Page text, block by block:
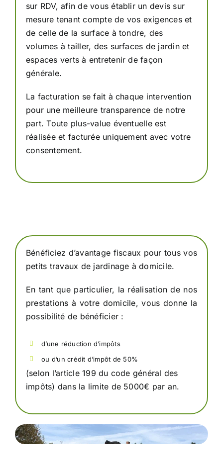
sur RDV, afin de vous établir un devis sur
mesure tenant compte de vos exigences et
de celle de la surface à tondre, des
volumes à tailler, des surfaces de jardin et
espaces verts à entretenir de façon
générale.
La facturation se fait à chaque intervention
pour une meilleure transparence de notre
part. Toute plus-value éventuelle est
réalisée et facturée uniquement avec votre
consentement.
Bénéficiez d’avantage fiscaux pour tous vos
petits travaux de jardinage à domicile.
En tant que particulier, la réalisation de nos
prestations à votre domicile, vous donne la
possibilité de bénéficier :
d’une réduction d’impôts
ou d’un crédit d’impôt de 50%
(selon l’article 199 du code général des
impôts) dans la limite de 5000€ par an.